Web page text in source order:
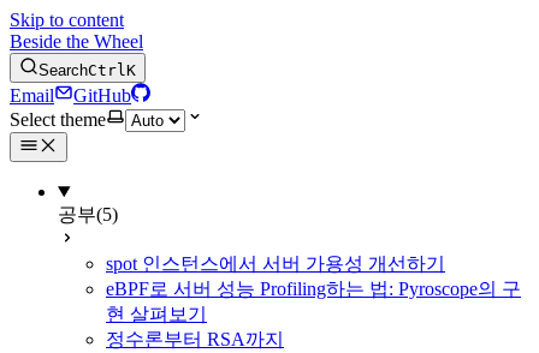
Skip to content
Beside the Wheel
SearchCtrlK
Email
GitHub
Select theme
공부(5)
spot 인스턴스에서 서버 가용성 개선하기
eBPF로 서버 성능 Profiling하는 법: Pyroscope의 구
현 살펴보기
정수론부터 RSA까지